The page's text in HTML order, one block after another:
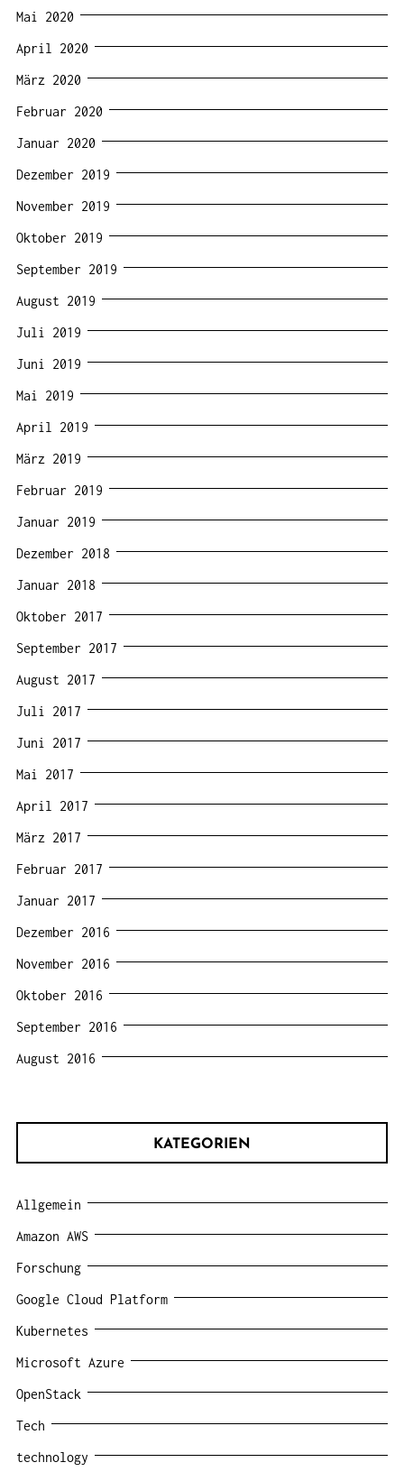
Mai 2020
April 2020
März 2020
Februar 2020
Januar 2020
Dezember 2019
November 2019
Oktober 2019
September 2019
August 2019
Juli 2019
Juni 2019
Mai 2019
April 2019
März 2019
Februar 2019
Januar 2019
Dezember 2018
Januar 2018
Oktober 2017
September 2017
August 2017
Juli 2017
Juni 2017
Mai 2017
April 2017
März 2017
Februar 2017
Januar 2017
Dezember 2016
November 2016
Oktober 2016
September 2016
August 2016
KATEGORIEN
Allgemein
Amazon AWS
Forschung
Google Cloud Platform
Kubernetes
Microsoft Azure
OpenStack
Tech
technology